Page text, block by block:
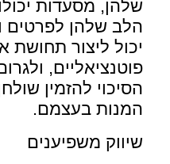
שלהן, מסעדות
הלב שלהן לפרטים
יכול ליצור תחושת
פוטנציאליים,
הסיכוי להזמין
המנות בעצמם.
שיווק משפיענים